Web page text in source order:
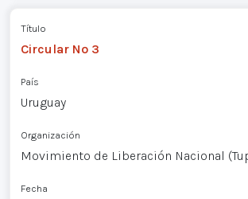
Título
Circular Nº 3
País
Uruguay
Organización
Movimiento de Liberación Nacional
Fecha